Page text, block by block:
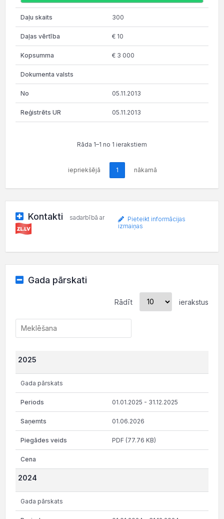
300
€ 10
€ 3 000
05.11.2013
05.11.2013
Rāda 1–1 no 1 ierakstiem
iepriekšējā 1 nākamā
Kontakti sadarbībā ar
Pieteikt informācijas
izmaiņas
Gada pārskati
Rādīt ierakstus
2025
Gada pārskats
01.01.2025 - 31.12.2025
01.06.2026
PDF (77.76 KB)
2024
Gada pārskats